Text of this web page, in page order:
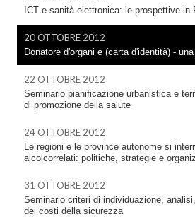
ICT e sanità elettronica: le prospettive in
20 OTTOBRE 2012
Donatore d'organi e (carta d'identità) -
22 OTTOBRE 2012
Seminario pianificazione urbanistica e
di promozione della salute
24 OTTOBRE 2012
Le regioni e le province autonome si
alcolcorrelati: politiche, strategie e
31 OTTOBRE 2012
Seminario criteri di individuazione,
dei costi della sicurezza